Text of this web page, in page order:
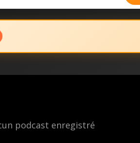
podcast enregistré